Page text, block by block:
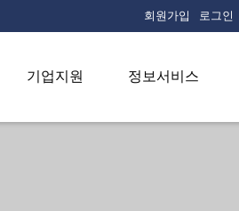
회원가입 로그인
기업지원 정보서비스